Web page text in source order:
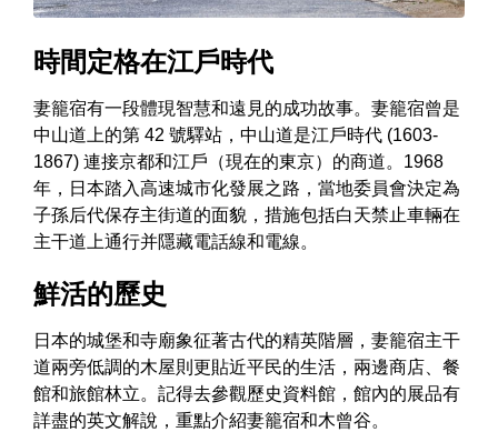
時間定格在江戶時代
妻籠宿有一段體現智慧和遠見的成功故事。妻籠宿曾是
中山道上的第 42 號驛站，中山道是江戶時代 (1603-
1867) 連接京都和江戶（現在的東京）的商道。1968
年，日本踏入高速城市化發展之路，當地委員會決定為
子孫后代保存主街道的面貌，措施包括白天禁止車輛在
主干道上通行并隱藏電話線和電線。
鮮活的歷史
日本的城堡和寺廟象征著古代的精英階層，妻籠宿主干
道兩旁低調的木屋則更貼近平民的生活，兩邊商店、餐
館和旅館林立。記得去參觀歷史資料館，館內的展品有
詳盡的英文解說，重點介紹妻籠宿和木曾谷。